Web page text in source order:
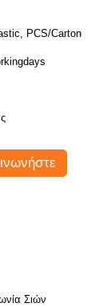
PCS/Carton
Σιών